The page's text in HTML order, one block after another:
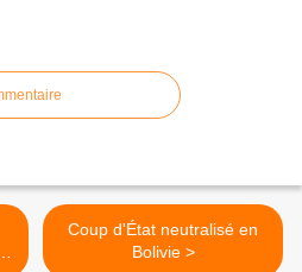
Coup d'État neutralisé en
Bolivie >